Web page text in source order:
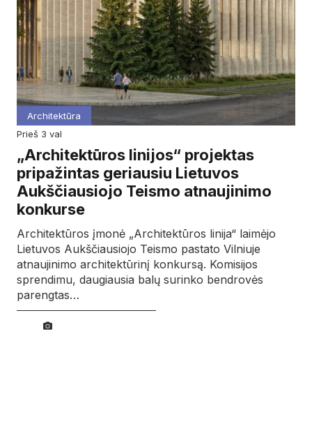
Architektūra
prieš 3 val
„Architektūros linijos“ projektas
pripažintas geriausiu Lietuvos
Aukščiausiojo Teismo atnaujinimo
konkurse
Architektūros įmonė „Architektūros linija“ laimėjo
Lietuvos Aukščiausiojo Teismo pastato Vilniuje
atnaujinimo architektūrinį konkursą. Komisijos
sprendimu, daugiausia balų surinko bendrovės
parengtas…